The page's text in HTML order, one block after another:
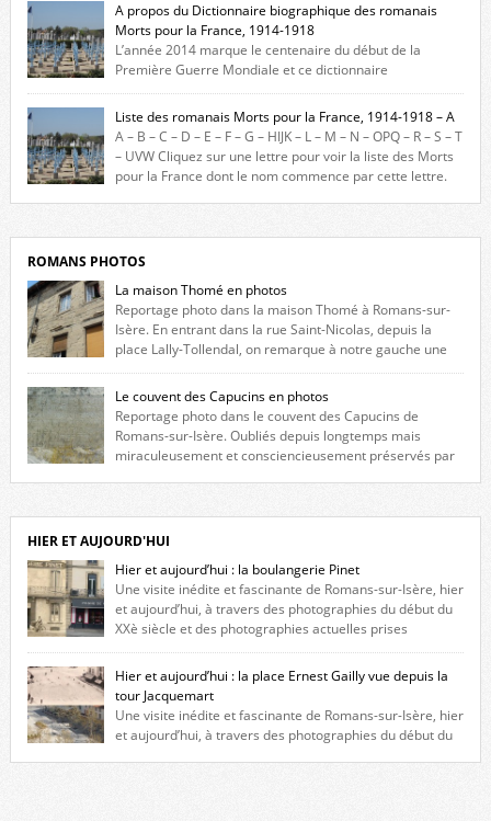
A propos du Dictionnaire biographique des romanais
Morts pour la France, 1914-1918
L’année 2014 marque le centenaire du début de la
Première Guerre Mondiale et ce dictionnaire
biographique veut rendre hommage aux romanais Morts pour la
France durant ce conflit. La base de cette recherche historique est
constituée des noms gravés sur les plaques commémoratives de
l’Hôtel de Ville, du lycée du Dauphiné et du lycée Triboulet, […]
Liste des romanais Morts pour la France, 1914-1918 – A
A – B – C – D – E – F – G – HIJK – L – M – N – OPQ – R – S – T
– UVW Cliquez sur une lettre pour voir la liste des Morts
pour la France dont le nom commence par cette lettre.
ROMANS PHOTOS
La maison Thomé en photos
Reportage photo dans la maison Thomé à Romans-sur-
Isère. En entrant dans la rue Saint-Nicolas, depuis la
place Lally-Tollendal, on remarque à notre gauche une
maison construite au XVIè siècle. Les deux façades sont ornées de
fenêtres jumelles à meneaux. Entre ces deux étages, on peut voir une
niche qui contient une statue de la Vierge. […]
Le couvent des Capucins en photos
Reportage photo dans le couvent des Capucins de
Romans-sur-Isère. Oubliés depuis longtemps mais
miraculeusement et consciencieusement préservés par
l’histoire de la redécouverte de vestiges du couvent des Capucins ! Petit
retour sur l’histoire […]
HIER ET AUJOURD'HUI
Hier et aujourd’hui : la boulangerie Pinet
Une visite inédite et fascinante de Romans-sur-Isère, hier
et aujourd’hui, à travers des photographies du début du
XXè siècle et des photographies actuelles prises
exactement dans le même cadre ! A l’angle de la place Jean Jaurès et de
l’avenue Victor Hugo (à côté d’Intermarché), à Romans. La boulangerie
Jules Pinet est inscrite dans le […]
Hier et aujourd’hui : la place Ernest Gailly vue depuis la
tour Jacquemart
Une visite inédite et fascinante de Romans-sur-Isère, hier
et aujourd’hui, à travers des photographies du début du